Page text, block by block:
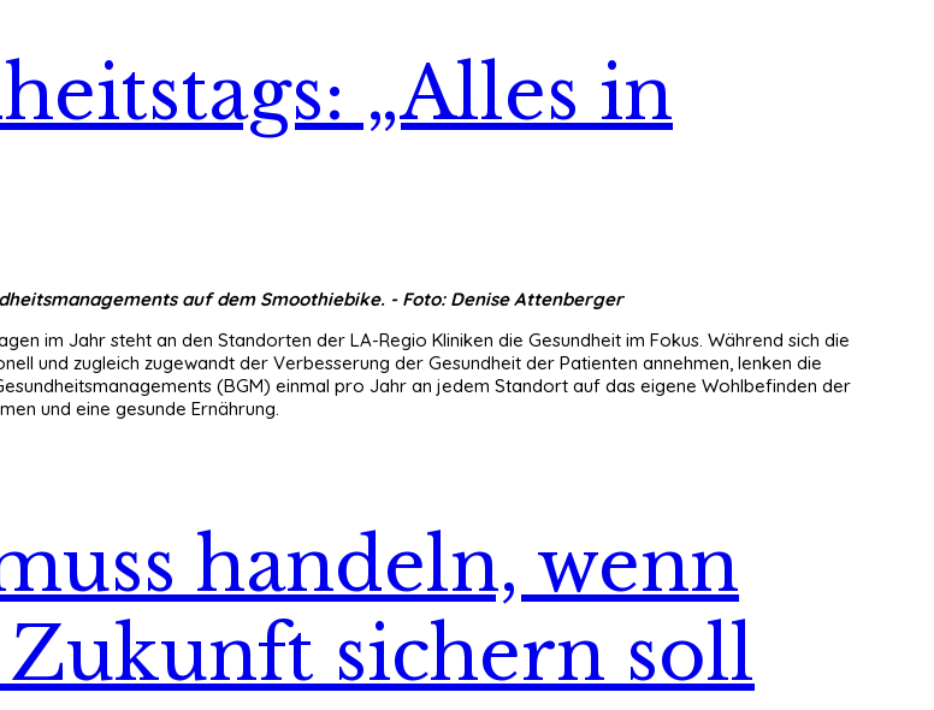
„Alles in
auf dem Smoothiebike. - Foto: Denise Attenberger
im Jahr steht an den Standorten der LA-Regio Kliniken die Gesundheit im Fokus. Während sich die
und zugleich zugewandt der Verbesserung der Gesundheit der Patienten annehmen, lenken die
(BGM) einmal pro Jahr an jedem Standort auf das eigene Wohlbefinden der
und eine gesunde Ernährung.
handeln, wenn
sichern soll